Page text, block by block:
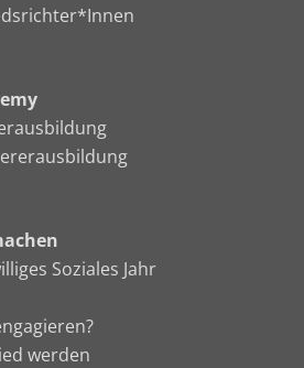
Soziales Jahr
werden